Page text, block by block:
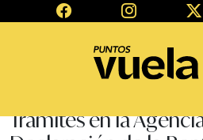
Trámites en la